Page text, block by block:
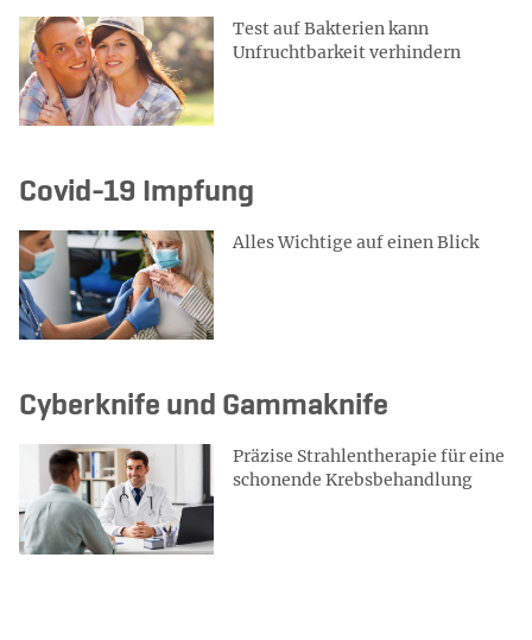
Test auf Bakterien kann
Unfruchtbarkeit verhindern
Covid-19 Impfung
Alles Wichtige auf einen Blick
Cyberknife und Gammaknife
Präzise Strahlentherapie für eine
schonende Krebsbehandlung